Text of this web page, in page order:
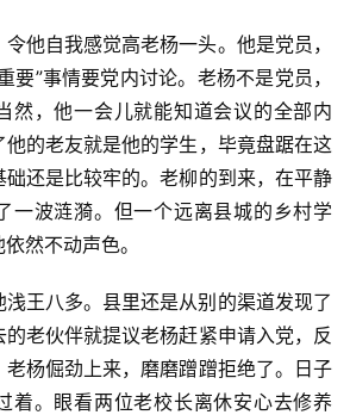
他自我感觉高老杨一头。他是党员，
要”事情要党内讨论。老杨不是党员，
然，他一会儿就能知道会议的全部内
的老友就是他的学生，毕竟盘踞在这
还是比较牢的。老柳的到来，在平静
一波涟漪。但一个远离县城的乡村学
然不动声色。
王八多。县里还是从别的渠道发现了
老伙伴就提议老杨赶紧申请入党，反
杨倔劲上来，磨磨蹭蹭拒绝了。日子
着。眼看两位老校长离休安心去修养